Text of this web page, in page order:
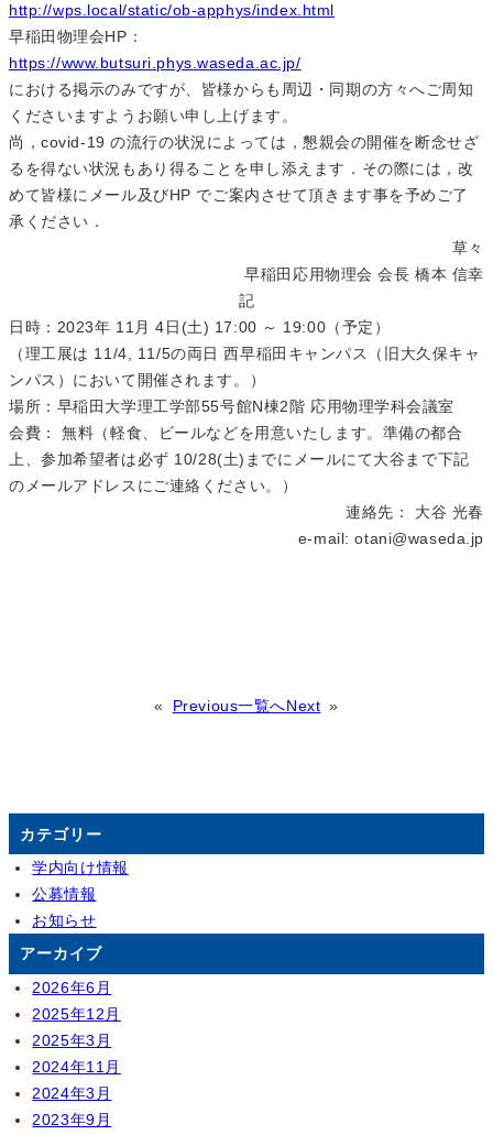
http://wps.local/static/ob-apphys/index.html
早稲田物理会HP：
https://www.butsuri.phys.waseda.ac.jp/
における掲示のみですが、皆様からも周辺・同期の方々へご周知
くださいますようお願い申し上げます。
尚，covid-19 の流行の状況によっては，懇親会の開催を断念せざ
るを得ない状況もあり得ることを申し添えます．その際には，改
めて皆様にメール及びHP でご案内させて頂きます事を予めご了
承ください．
草々
早稲田応用物理会 会長 橋本 信幸
記
日時：2023年 11月 4日(土) 17:00 ～ 19:00（予定）
（理工展は 11/4, 11/5の両日 西早稲田キャンパス（旧大久保キャ
ンパス）において開催されます。）
場所：早稲田大学理工学部55号館N棟2階 応用物理学科会議室
会費： 無料（軽食、ビールなどを用意いたします。準備の都合
上、参加希望者は必ず 10/28(土)までにメールにて大谷まで下記
のメールアドレスにご連絡ください。）
連絡先： 大谷 光春
e-mail: otani@waseda.jp
« Previous一覧へNext »
カテゴリー
学内向け情報
公募情報
お知らせ
アーカイブ
2026年6月
2025年12月
2025年3月
2024年11月
2024年3月
2023年9月